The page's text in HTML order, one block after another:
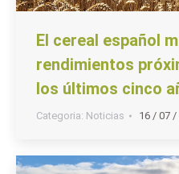
El cereal español
rendimientos
los últimos cinco
Categoria: Noticias 16 / 07 /